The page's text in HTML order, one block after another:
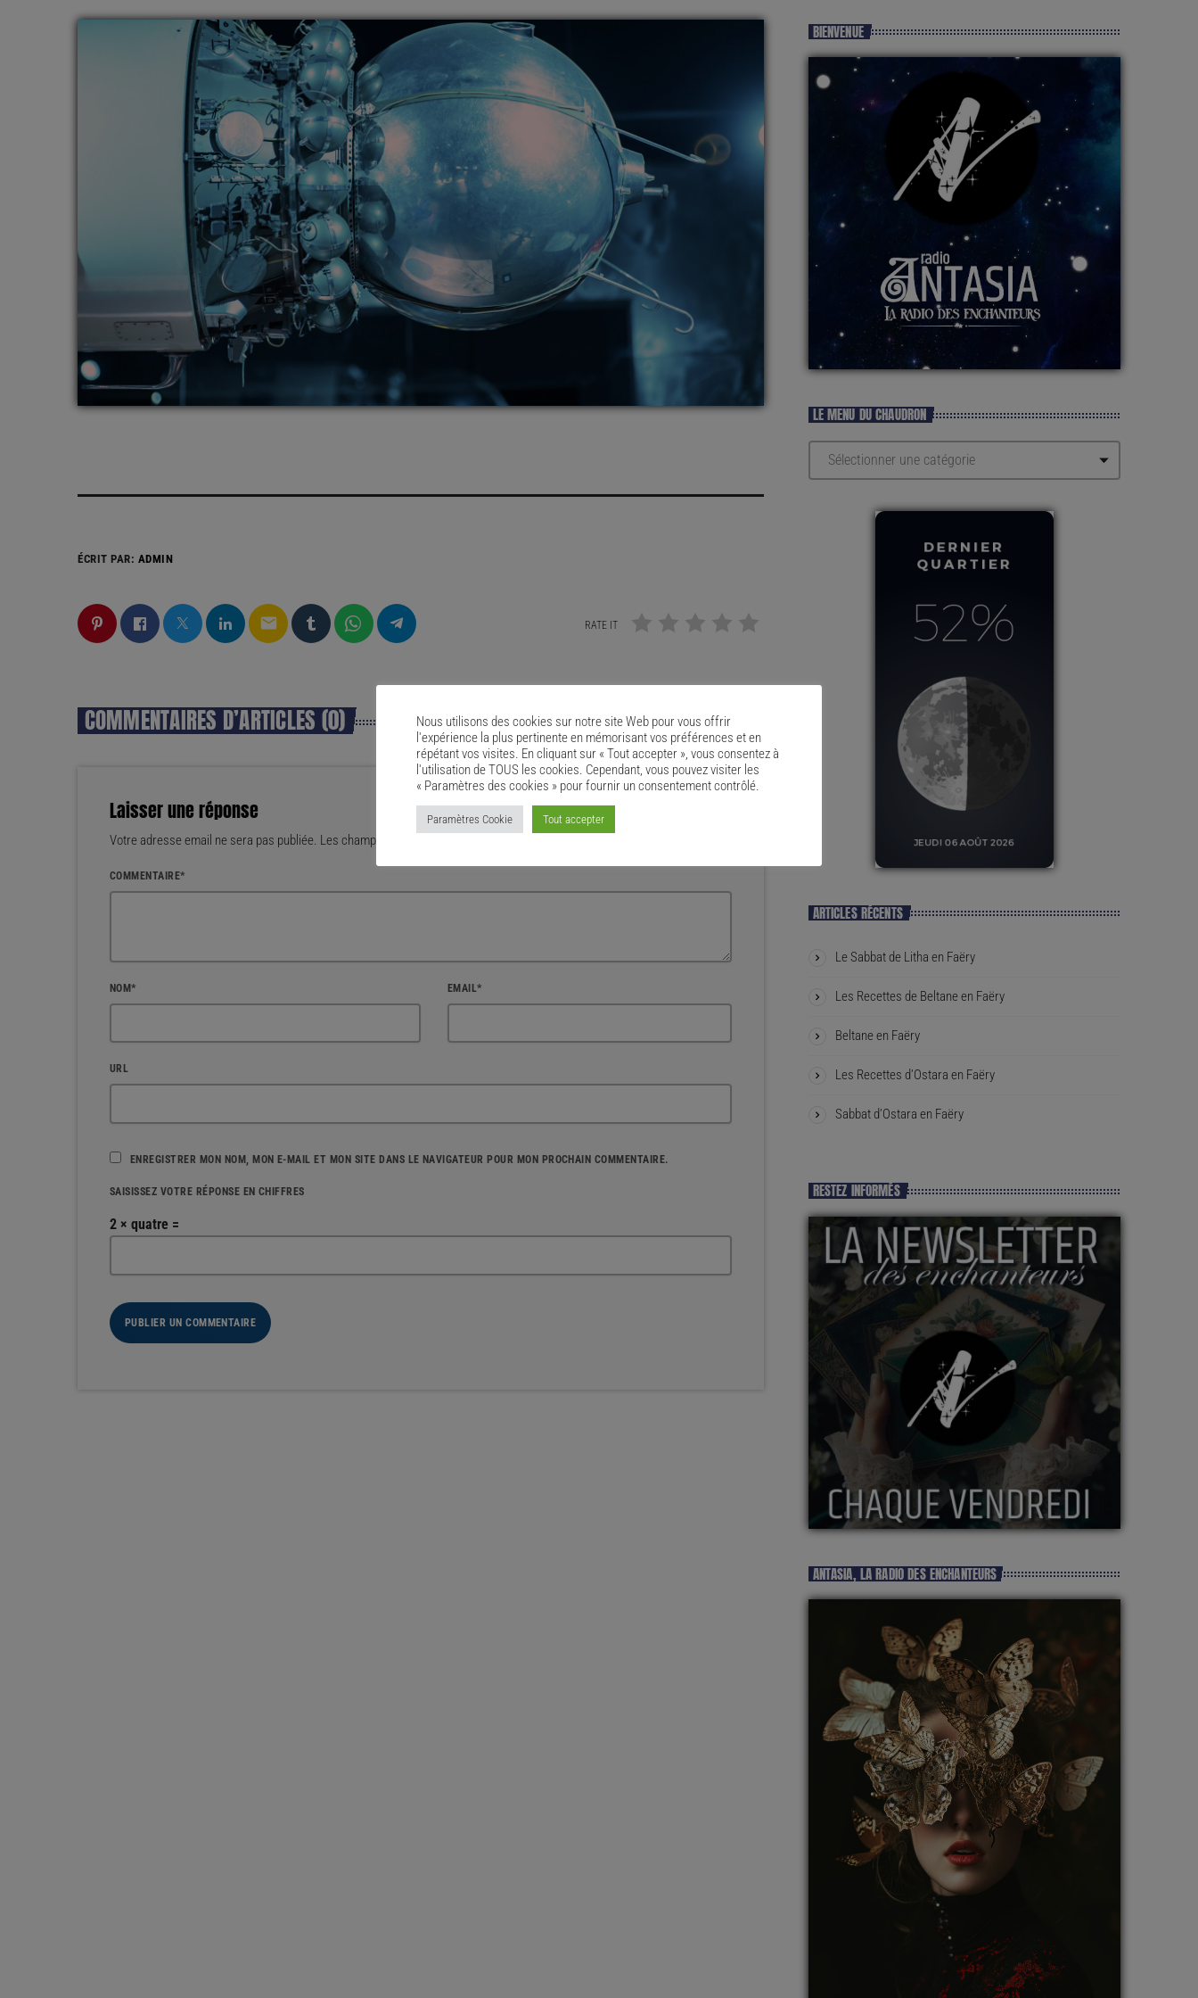
ÉCRIT PAR: ADMIN
email RATE IT
COMMENTAIRES D’ARTICLES (0)
Laisser une réponse
Votre adresse email ne sera pas publiée. Les champs marqués d'un * sont obligatoires
COMMENTAIRE*
NOM* EMAIL*
URL
ENREGISTRER MON NOM, MON E-MAIL ET MON SITE DANS LE NAVIGATEUR POUR MON PROCHAIN COMMENTAIRE.
SAISISSEZ VOTRE RÉPONSE EN CHIFFRES
2 × quatre =
BIENVENUE
LE MENU DU CHAUDRON
ARTICLES RÉCENTS
Le Sabbat de Litha en Faëry
Les Recettes de Beltane en Faëry
Beltane en Faëry
Les Recettes d’Ostara en Faëry
Sabbat d’Ostara en Faëry
RESTEZ INFORMÉS
ANTASIA, LA RADIO DES ENCHANTEURS
Nous utilisons des cookies sur notre site Web pour vous offrir
l'expérience la plus pertinente en mémorisant vos préférences et en
répétant vos visites. En cliquant sur « Tout accepter », vous consentez à
l'utilisation de TOUS les cookies. Cependant, vous pouvez visiter les
« Paramètres des cookies » pour fournir un consentement contrôlé.
Paramètres Cookie Tout accepter